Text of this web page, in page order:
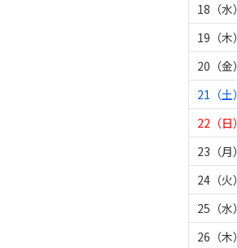
18（水）
19（木）
20（金）
21（土）
22（日）
23（月）
24（火）
25（水）
26（木）